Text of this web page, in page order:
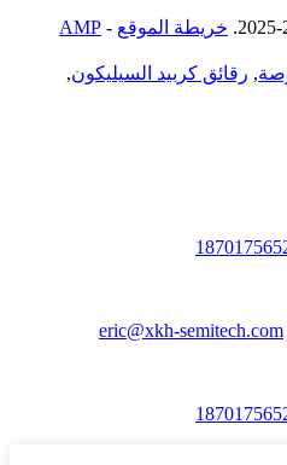
خريطة الموقع -
AMP
, رقائق كربيد السيليكون,
eric@xkh-semitech.com